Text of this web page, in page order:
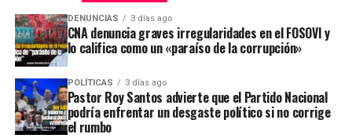
DENUNCIAS 3 días ago
CNA denuncia graves irregularidades en el FOSOVI y
lo califica como un «paraíso de la corrupción»
POLÍTICAS 3 días ago
Pastor Roy Santos advierte que el Partido Nacional
podría enfrentar un desgaste político si no corrige
el rumbo